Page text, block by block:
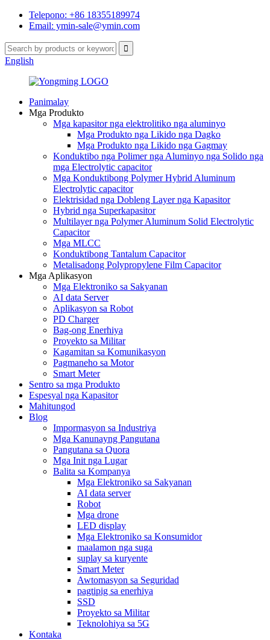
Telepono: +86 18355189974
Email: ymin-sale@ymin.com
English
Panimalay
Mga Produkto
Mga kapasitor nga elektrolitiko nga aluminyo
Mga Produkto nga Likido nga Dagko
Mga Produkto nga Likido nga Gagmay
Konduktibo nga Polimer nga Aluminyo nga Solido nga
mga Electrolytic capacitor
Mga Konduktibong Polymer Hybrid Aluminum
Electrolytic capacitor
Elektrisidad nga Dobleng Layer nga Kapasitor
Hybrid nga Superkapasitor
Multilayer nga Polymer Aluminum Solid Electrolytic
Capacitor
Mga MLCC
Konduktibong Tantalum Capacitor
Metalisadong Polypropylene Film Capacitor
Mga Aplikasyon
Mga Elektroniko sa Sakyanan
AI data Server
Aplikasyon sa Robot
PD Charger
Bag-ong Enerhiya
Proyekto sa Militar
Kagamitan sa Komunikasyon
Pagmaneho sa Motor
Smart Meter
Sentro sa mga Produkto
Espesyal nga Kapasitor
Mahitungod
Blog
Impormasyon sa Industriya
Mga Kanunayng Pangutana
Pangutana sa Quora
Mga Init nga Lugar
Balita sa Kompanya
Mga Elektroniko sa Sakyanan
AI data server
Robot
Mga drone
LED display
Mga Elektroniko sa Konsumidor
maalamon nga suga
suplay sa kuryente
Smart Meter
Awtomasyon sa Seguridad
pagtipig sa enerhiya
SSD
Proyekto sa Militar
Teknolohiya sa 5G
Kontaka